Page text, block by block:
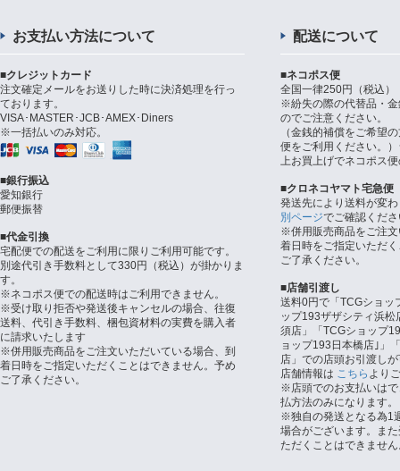
お支払い方法について
■クレジットカード
注文確定メールをお送りした時に決済処理を行っ
ております。
VISA･MASTER･JCB･AMEX･Diners
※一括払いのみ対応。
■銀行振込
愛知銀行
郵便振替
■代金引換
宅配便での配送をご利用に限りご利用可能です。
別途代引き手数料として330円（税込）が掛かりま
す。
※ネコポス便での配送時はご利用できません。
※受け取り拒否や発送後キャンセルの場合、往復
送料、代引き手数料、梱包資材料の実費を購入者
に請求いたします
※併用販売商品をご注文いただいている場合、到
着日時をご指定いただくことはできません。予め
ご了承ください。
配送について
■ネコポス便
全国一律250円（税込）
※紛失の際の代替品・
のでご注意ください。
（金銭的補償をご希望
便をご利用ください。
上お買上げでネコポス
■クロネコヤマト宅急便
発送先により送料が変
別ページでご確認くだ
※併用販売商品をご注
着日時をご指定いただ
ご了承ください。
■店舗引渡し
送料0円で「TCGショッ
ップ193ザザシティ浜
須店」「TCGショップ
ョップ193日本橋店｣」
店」での店頭お引渡し
店舗情報は こちら より
※店頭でのお支払いは
払方法のみになります。
※独自の発送となる為1
場合がございます。ま
ただくことはできませ